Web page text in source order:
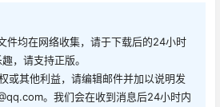
件均在网络收集，请于下载后的24小时
，请支持正版。
或其他利益，请编辑邮件并加以说明发
。我们会在收到消息后24小时内